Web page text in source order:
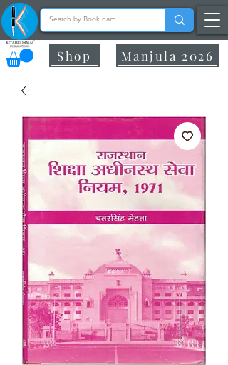
Manjula 2026
Shop